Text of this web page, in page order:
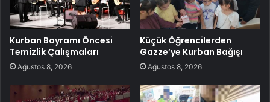
Kurban Bayramı Öncesi
Temizlik Çalışmaları
Ağustos 8, 2026
Küçük Öğrencilerden
Gazze’ye Kurban Bağışı
Ağustos 8, 2026